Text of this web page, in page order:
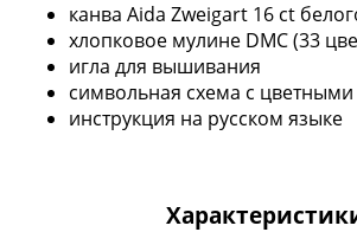
канва Aida Zweigart 16 ct
хлопковое мулине DMC (33
игла для вышивания
символьная схема с
инструкция на русском языке